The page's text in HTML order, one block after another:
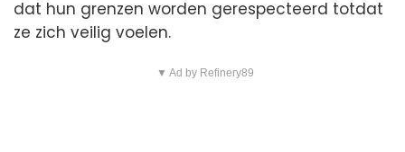
dat hun grenzen worden gerespecteerd totdat
ze zich veilig voelen.
▼ Ad by Refinery89